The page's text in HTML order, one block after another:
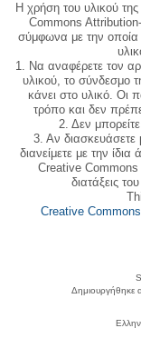
Η χρήση του υλικού
Commons
σύμφωνα με την οποία
1. Να αναφέρετε τον
υλικού, το σύνδεσμο
κάνει στο υλικό. Οι
τρόπο και δεν
2. Δεν
3. Αν διασκευάσετε
διανείμετε με την
Creative Commons
διατάξεις
Creative
Δημιουργήθηκε